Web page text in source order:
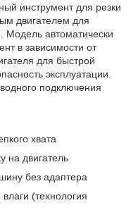
инструмент для резки
двигателем для
Модель автоматически
в зависимости от
для быстрой
эксплуатации.
подключения
хвата
на двигатель
без адаптера
(технология